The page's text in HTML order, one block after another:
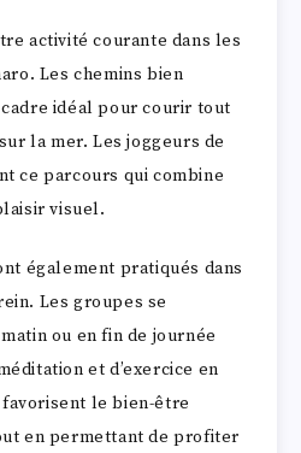
activité courante dans les
Les chemins bien
idéal pour courir tout
la mer. Les joggeurs de
ce parcours qui combine
visuel.
également pratiqués dans
Les groupes se
ou en fin de journée
et d’exercice en
le bien-être
en permettant de profiter